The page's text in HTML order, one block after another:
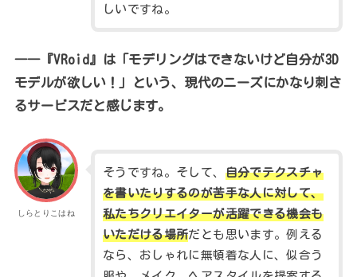
しいですね。
――『VRoid』は「モデリングはできないけど自分が3D
モデルが欲しい！」という、現代のニーズにかなり刺さ
るサービスだと感じます。
しらとりこはね
そうですね。そして、 自分でテクスチャ
を書いたりするのが苦手な人に対して、
私たちクリエイターが活躍できる機会も
いただける場所だとも思います。例える
なら、おしゃれに無頓着な人に、似合う